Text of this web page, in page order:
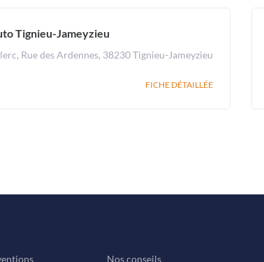
Tignieu-Jameyzieu
Rue des Ardennes, 38230 Tignieu-Jameyzieu
FICHE DÉTAILLÉE
Nos conseils